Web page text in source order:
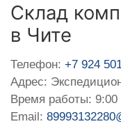
Склад
в Чите
Телефон: +7 924
Адрес:
Время работы:
Email: